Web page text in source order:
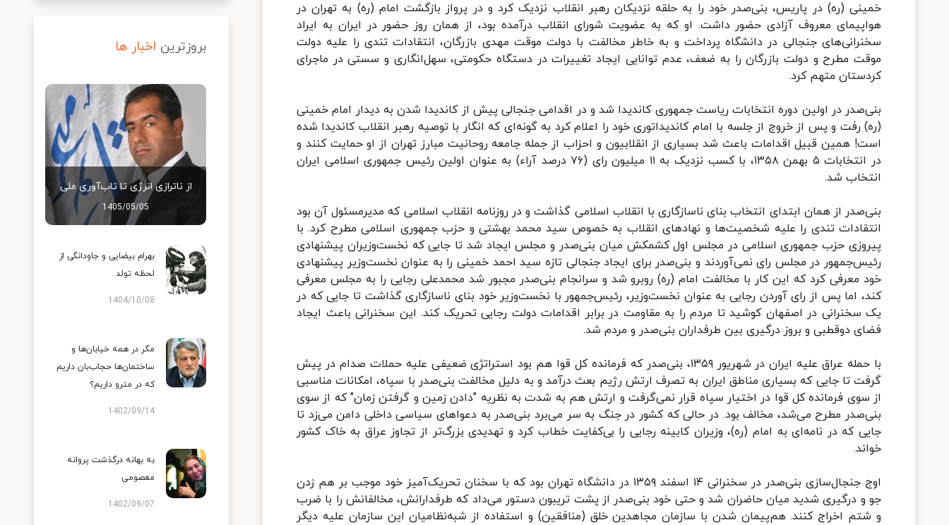
خمینی (ره) در پاریس، بنی‌صدر خود را به حلقه نزدیکان رهبر انقلاب نزدیک کرد و در پرواز بازگشت امام (ره) به تهران در
هواپیمای معروف آزادی حضور داشت. او که به عضویت شورای انقلاب درآمده بود، از همان روز حضور در ایران به ایراد
سخنرانی‌های جنجالی در دانشگاه پرداخت و به خاطر مخالفت با دولت موقت مهدی بازرگان، انتقادات تندی را علیه دولت
موقت مطرح و دولت بازرگان را به ضعف، عدم توانایی ایجاد تغییرات در دستگاه حکومتی، سهل‌انگاری و سستی در ماجرای
کردستان متهم کرد.
بنی‌صدر در اولین دوره انتخابات ریاست جمهوری کاندیدا شد و در اقدامی جنجالی پیش از کاندیدا شدن به دیدار امام خمینی
(ره) رفت و پس از خروج از جلسه با امام کاندیداتوری خود را اعلام کرد به گونه‌ای که انگار با توصیه رهبر انقلاب کاندیدا شده
است! همین قبیل اقدامات باعث شد بسیاری از انقلابیون و احزاب از جمله جامعه روحانیت مبارز تهران از او حمایت کنند و
در انتخابات ۵ بهمن ۱۳۵۸، با کسب نزدیک به ۱۱ میلیون رای (۷۶ درصد آراء) به عنوان اولین رئیس جمهوری اسلامی ایران
انتخاب شد.
بنی‌صدر از همان ابتدای انتخاب بنای ناسازگاری با انقلاب اسلامی گذاشت و در روزنامه انقلاب اسلامی که مدیرمسئول آن بود
انتقادات تندی را علیه شخصیت‌ها و نهادهای انقلاب به خصوص سید محمد بهشتی و حزب جمهوری اسلامی مطرح کرد. با
پیروزی حزب جمهوری اسلامی در مجلس اول کشمکش میان بنی‌صدر و مجلس ایجاد شد تا جایی که نخست‌وزیران پیشنهادی
رئیس‌جمهور در مجلس رای نمی‌آوردند و بنی‌صدر برای ایجاد جنجالی تازه سید احمد خمینی را به عنوان نخست‌وزیر پیشنهادی
خود معرفی کرد که این کار با مخالفت امام (ره) روبرو شد و سرانجام بنی‌صدر مجبور شد محمدعلی رجایی را به مجلس معرفی
کند، اما پس از رای آوردن رجایی به عنوان نخست‌وزیر، رئیس‌جمهور با نخست‌وزیر خود بنای ناسازگاری گذاشت تا جایی که در
یک سخنرانی در اصفهان کوشید تا مردم را به مقاومت در برابر اقدامات دولت رجایی تحریک کند. این سخنرانی باعث ایجاد
فضای دوقطبی و بروز درگیری بین طرفداران بنی‌صدر و مردم شد.
با حمله عراق علیه ایران در شهریور ۱۳۵۹، بنی‌صدر که فرمانده کل قوا هم بود استراتژی ضعیفی علیه حملات صدام در پیش
گرفت تا جایی که بسیاری مناطق ایران به تصرف ارتش رژیم بعث درآمد و به دلیل مخالفت بنی‌صدر با سپاه، امکانات مناسبی
از سوی فرمانده کل قوا در اختیار سپاه قرار نمی‌گرفت و ارتش هم به شدت به نظریه "دادن زمین و گرفتن زمان" که از سوی
بنی‌صدر مطرح می‌شد، مخالف بود. در حالی که کشور در جنگ به سر می‌برد بنی‌صدر به دعواهای سیاسی داخلی دامن می‌زد تا
جایی که در نامه‌ای به امام (ره)، وزیران کابینه رجایی را بی‌کفایت خطاب کرد و تهدیدی بزرگ‌تر از تجاوز عراق به خاک کشور
خواند.
اوج جنجال‌سازی بنی‌صدر در سخنرانی ۱۴ اسفند ۱۳۵۹ در دانشگاه تهران بود که با سخنان تحریک‌آمیز خود موجب بر هم زدن
جو و درگیری شدید میان حاضران شد و حتی خود بنی‌صدر از پشت تریبون دستور می‌داد که طرفدارانش، مخالفانش را با ضرب
و شتم اخراج کنند. هم‌پیمان شدن با سازمان مجاهدین خلق (منافقین) و استفاده از شبه‌نظامیان این سازمان علیه دیگر
بروزترین اخبار ها
از ناترازی انرژی تا تاب‌آوری ملی
1405/05/05
بهرام بیضایی و جاودانگی از
لحظه تولد
1404/10/08
مگر در همه خیابان‌ها و
ساختمان‌ها حجاب‌بان داریم
که در مترو داریم؟
1402/09/14
به بهانه درگذشت پروانه
معصومی
1402/09/07